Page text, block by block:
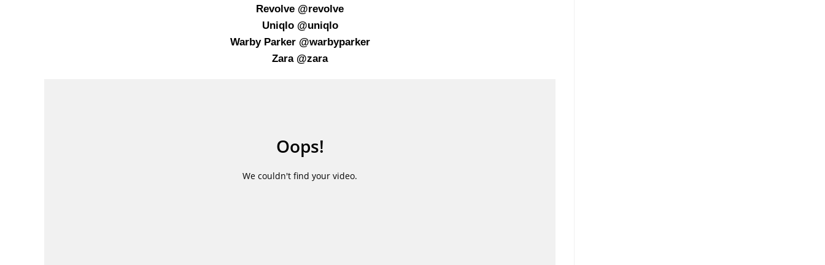
Revolve @revolve
Uniqlo @uniqlo
Warby Parker @warbyparker
Zara @zara